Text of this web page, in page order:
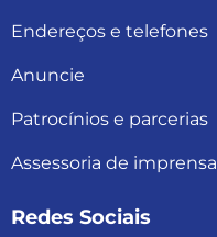
Endereços e telefones
Anuncie
Patrocínios e parcerias
Assessoria de imprensa
Redes Sociais